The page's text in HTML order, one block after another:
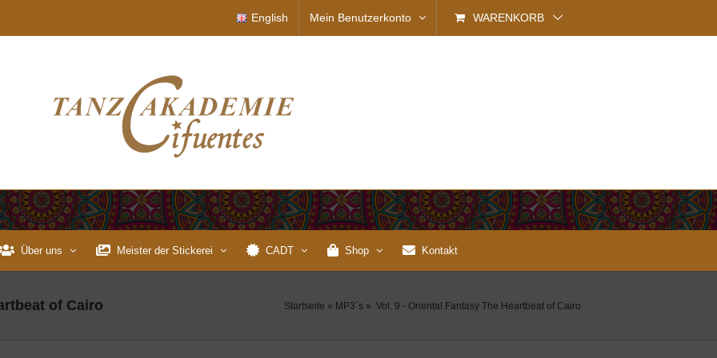
English Mein Benutzerkonto WARENKORB
Über uns Meister der Stickerei CADT Shop Kontakt
of Cairo Startseite » MP3´s » Vol. 9 - Oriental Fantasy The Heartbeat of Cairo